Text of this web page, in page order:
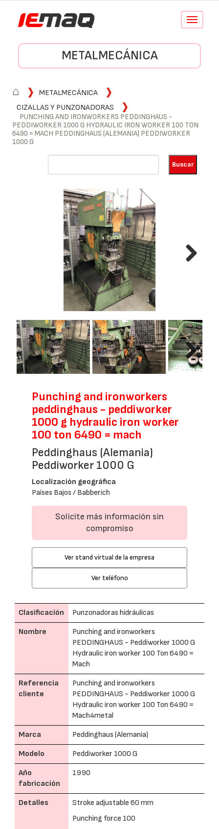
Conmutar
METALMECÁNICA
⌂
METALMECÁNICA
CIZALLAS Y PUNZONADORAS
PUNCHING AND IRONWORKERS PEDDINGHAUS -
PEDDIWORKER 1000 G HYDRAULIC IRON WORKER 100 TON
6490 = MACH PEDDINGHAUS (ALEMANIA) PEDDIWORKER
1000 G
Next
Punching and ironworkers
peddinghaus - peddiworker
1000 g hydraulic iron worker
100 ton 6490 = mach
Peddinghaus (Alemania)
Peddiworker 1000 G
Localización geográfica
Países Bajos / Babberich
Solicite más información sin
compromiso
Ver stand virtual de la empresa
Ver teléfono
Clasificación Punzonadoras hidráulicas
Nombre
Punching and ironworkers
PEDDINGHAUS - Peddiworker 1000 G
Hydraulic iron worker 100 Ton 6490 =
Mach
Referencia
cliente
Punching and ironworkers
PEDDINGHAUS - Peddiworker 1000 G
Hydraulic iron worker 100 Ton 6490 =
Mach4metal
Marca Peddinghaus (Alemania)
Modelo Peddiworker 1000 G
Año
fabricación
1990
Detalles
Stroke adjustable 60 mm
Punching force 100